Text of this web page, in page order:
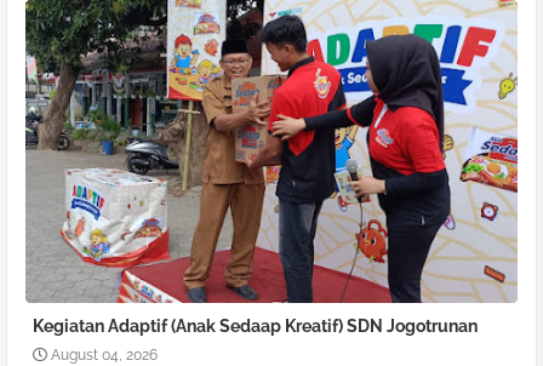
Kegiatan Adaptif (Anak Sedaap Kreatif) SDN Jogotrunan
August 04, 2026